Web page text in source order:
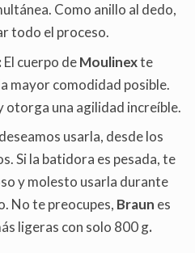
Como anillo al dedo,
todo el proceso.
El cuerpo deMoulinexte
mayor comodidad posible.
otorga una agilidad increíble.
usarla, desde los
Si la batidora es pesada, te
y molesto usarla durante
No te preocupes, Braun es
ligeras con solo 800 g.